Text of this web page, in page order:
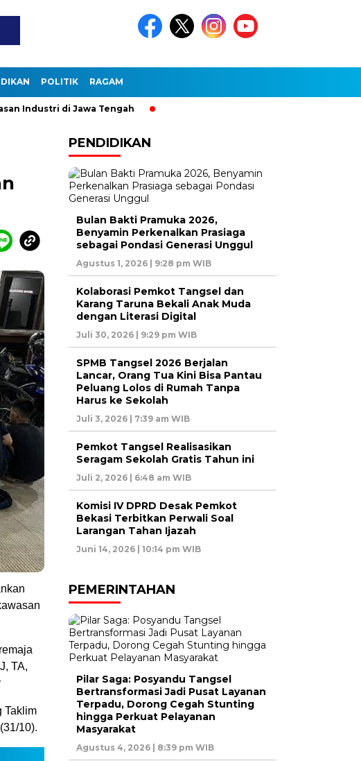
POLITIK RAGAM
di Jawa Tengah
TA,
Taklim
10).
PENDIDIKAN
Bulan Bakti Pramuka 2026,
Benyamin Perkenalkan Prasiaga
sebagai Pondasi Generasi Unggul
Agustus 1, 2026 | 9:28 pm WIB
Kolaborasi Pemkot Tangsel dan
Karang Taruna Bekali Anak Muda
dengan Literasi Digital
Juli 30, 2026 | 9:29 pm WIB
SPMB Tangsel 2026 Berjalan
Lancar, Orang Tua Kini Bisa Pantau
Peluang Lolos di Rumah Tanpa
Harus ke Sekolah
Juli 3, 2026 | 7:39 am WIB
Pemkot Tangsel Realisasikan
Seragam Sekolah Gratis Tahun ini
Juli 2, 2026 | 6:48 am WIB
Komisi IV DPRD Desak Pemkot
Bekasi Terbitkan Perwali Soal
Larangan Tahan Ijazah
Juni 14, 2026 | 10:14 pm WIB
PEMERINTAHAN
Pilar Saga: Posyandu Tangsel
Bertransformasi Jadi Pusat Layanan
Terpadu, Dorong Cegah Stunting
hingga Perkuat Pelayanan
Masyarakat
Agustus 4, 2026 | 8:39 pm WIB